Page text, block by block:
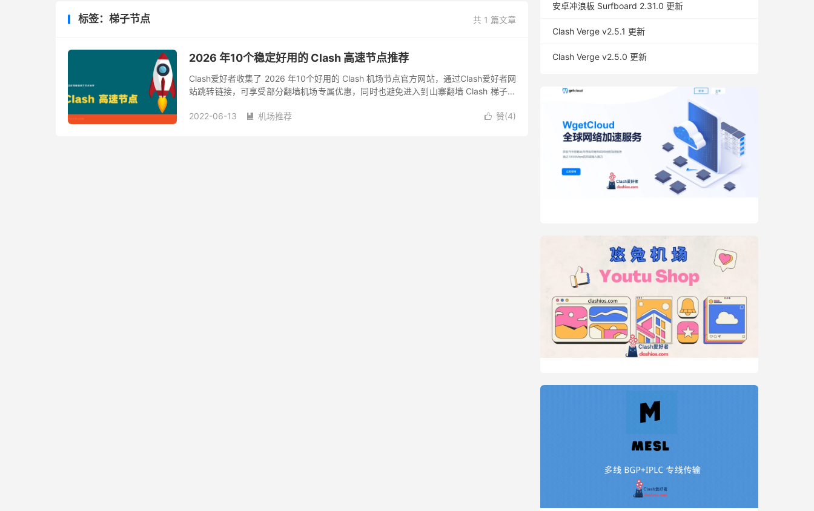
共 1 篇文章
标签：梯子节点
2026 年10个稳定好用的 Clash 高速节点推荐
Clash爱好者收集了 2026 年10个好用的 Clash 机场节点官方网站，通过Clash爱好者网
站跳转链接，可享受部分翻墙机场专属优惠，同时也避免进入到山寨翻墙 Clash 梯子加
 赞(4)
2022-06-13  机场推荐
安卓冲浪板 Surfboard 2.31.0 更新
Clash Verge v2.5.1 更新
Clash Verge v2.5.0 更新